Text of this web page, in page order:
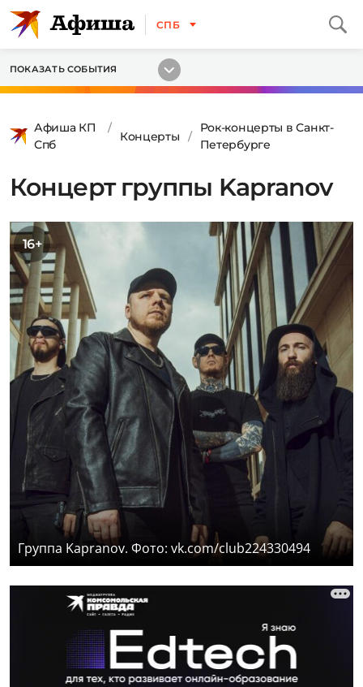
СПБ
ПОКАЗАТЬ СОБЫТИЯ
Афиша КП
Спб
Концерты
Рок-концерты в Санкт-
Петербурге
Концерт группы Kapranov
16+
Группа Kapranov. Фото: vk.com/club224330494